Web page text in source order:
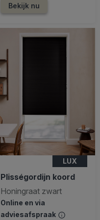
Bekijk nu
LUX
Plisségordijn koord
Honingraat zwart
Online en via
adviesafspraak